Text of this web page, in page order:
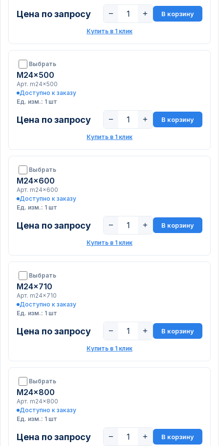
Цена по запросу − + В корзину
Купить в 1 клик
Выбрать
M24x500
Арт. m24x500
Доступно к заказу
Ед. изм.: 1 шт
Цена по запросу − + В корзину
Купить в 1 клик
Выбрать
M24x600
Арт. m24x600
Доступно к заказу
Ед. изм.: 1 шт
Цена по запросу − + В корзину
Купить в 1 клик
Выбрать
M24x710
Арт. m24x710
Доступно к заказу
Ед. изм.: 1 шт
Цена по запросу − + В корзину
Купить в 1 клик
Выбрать
M24x800
Арт. m24x800
Доступно к заказу
Ед. изм.: 1 шт
Цена по запросу − + В корзину